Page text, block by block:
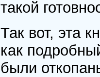
такой
Так вот, эта
как
были